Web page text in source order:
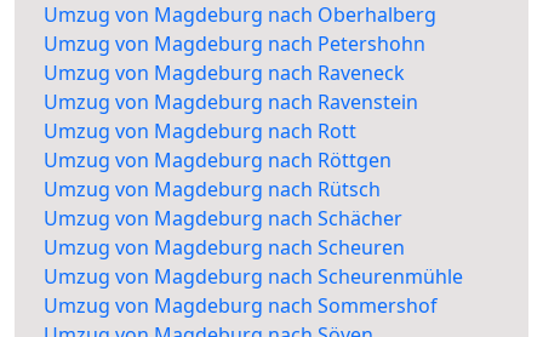
Umzug von Magdeburg nach Oberhalberg
Umzug von Magdeburg nach Petershohn
Umzug von Magdeburg nach Raveneck
Umzug von Magdeburg nach Ravenstein
Umzug von Magdeburg nach Rott
Umzug von Magdeburg nach Röttgen
Umzug von Magdeburg nach Rütsch
Umzug von Magdeburg nach Schächer
Umzug von Magdeburg nach Scheuren
Umzug von Magdeburg nach Scheurenmühle
Umzug von Magdeburg nach Sommershof